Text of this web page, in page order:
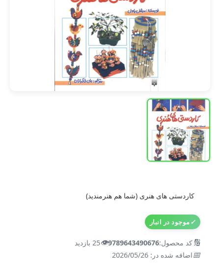
کاردستی های هنری (شما هم هنرمندید)
✓موجود در انبار
🔢کد محصول:9789643490676
👁️25 بازدید
📅اضافه شده در: 2026/05/26